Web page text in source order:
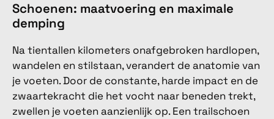
Schoenen: maatvoering en maximale
demping
Na tientallen kilometers onafgebroken hardlopen,
wandelen en stilstaan, verandert de anatomie van
je voeten. Door de constante, harde impact en de
zwaartekracht die het vocht naar beneden trekt,
zwellen je voeten aanzienlijk op. Een trailschoen